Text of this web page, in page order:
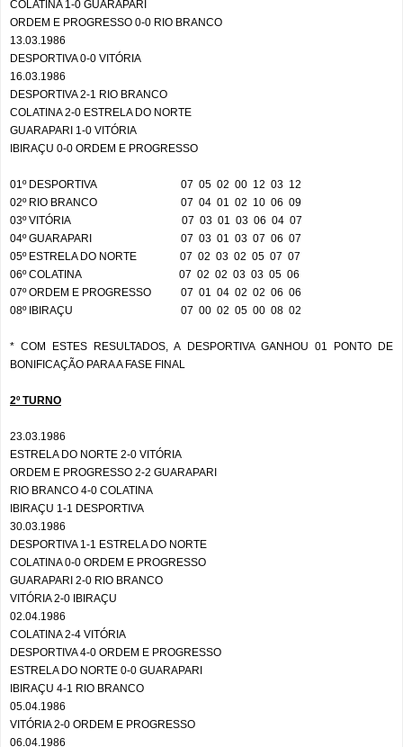
COLATINA 1-0 GUARAPARI
ORDEM E PROGRESSO 0-0 RIO BRANCO
13.03.1986
DESPORTIVA 0-0 VITÓRIA
16.03.1986
DESPORTIVA 2-1 RIO BRANCO
COLATINA 2-0 ESTRELA DO NORTE
GUARAPARI 1-0 VITÓRIA
IBIRAÇU 0-0 ORDEM E PROGRESSO
01º DESPORTIVA 07 05 02 00 12 03 12
02º RIO BRANCO
07 04 01 02 10 06 09
03º VITÓRIA
07 03 01 03 06 04 07
04º GUARAPARI
07 03 01 03 07 06 07
05º ESTRELA DO NORTE
07 02 03 02 05 07 07
06º COLATINA
07 02 02 03 03 05 06
07º ORDEM E PROGRESSO
07 01 04 02 02 06 06
08º IBIRAÇU
07 00 02 05 00 08 02
* COM ESTES RESULTADOS, A DESPORTIVA GANHOU 01 PONTO DE
BONIFICAÇÃO PARA A FASE FINAL
2º TURNO
23.03.1986
ESTRELA DO NORTE 2-0 VITÓRIA
ORDEM E PROGRESSO 2-2 GUARAPARI
RIO BRANCO 4-0 COLATINA
IBIRAÇU 1-1 DESPORTIVA
30.03.1986
DESPORTIVA 1-1 ESTRELA DO NORTE
COLATINA 0-0 ORDEM E PROGRESSO
GUARAPARI 2-0 RIO BRANCO
VITÓRIA 2-0 IBIRAÇU
02.04.1986
COLATINA 2-4 VITÓRIA
DESPORTIVA 4-0 ORDEM E PROGRESSO
ESTRELA DO NORTE 0-0 GUARAPARI
IBIRAÇU 4-1 RIO BRANCO
05.04.1986
VITÓRIA 2-0 ORDEM E PROGRESSO
06.04.1986